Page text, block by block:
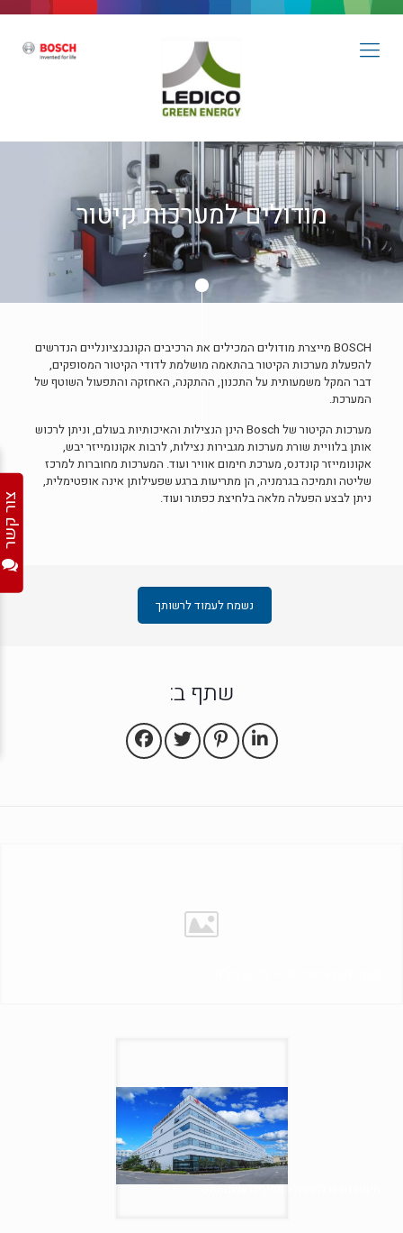
מודולים למערכות קיטור
BOSCH מייצרת מודולים המכילים את הרכיבים הקונבנציונליים הנדרשים
להפעלת מערכות הקיטור בהתאמה מושלמת לדודי הקיטור המסופקים,
דבר המקל משמעותית על התכנון, ההתקנה, האחזקה והתפעול השוטף של
המערכת.
מערכות הקיטור של Bosch הינן הנצילות והאיכותיות בעולם, וניתן לרכוש
אותן בלוויית שורת מערכות מגבירות נצילות, לרבות אקונומייזר יבש,
אקונומייזר קונדנס, מערכת חימום אוויר ועוד. המערכות מחוברות למרכז
שליטה ותמיכה בגרמניה, הן מתריעות ברגע שפעילותן אינה אופטימלית,
ניתן לבצע הפעלה מלאה בלחיצת כפתור ועוד.
נשמח לעמוד לרשותך
שתף ב:
מיתוג חדש לחברת הממירים GoodWe